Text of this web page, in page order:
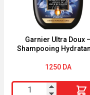
Garnier Ultra Doux –
Shampooing
Magnétique & Fleur
Normaux à Gras – 300
1250 DA
quantité